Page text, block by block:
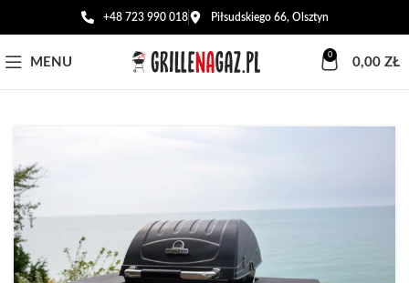
+48 723 990 018 Piłsudskiego 66, Olsztyn
MENU 0 0,00 ZŁ